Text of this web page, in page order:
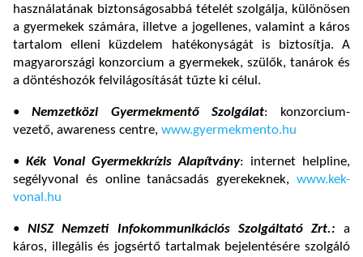
használatának biztonságosabbá tételét szolgálja, különösen
a gyermekek számára, illetve a jogellenes, valamint a káros
tartalom elleni küzdelem hatékonyságát is biztosítja. A
magyarországi konzorcium a gyermekek, szülők, tanárok és
a döntéshozók felvilágosítását tűzte ki célul.
•Nemzetközi Gyermekmentő Szolgálat: konzorcium-
vezető, awareness centre, www.gyermekmento.hu
• Kék Vonal Gyermekkrízis Alapítvány: internet helpline,
segélyvonal és online tanácsadás gyerekeknek, www.kek-
vonal.hu
•NISZ Nemzeti Infokommunikációs Szolgáltató Zrt.: a
káros, illegális és jogsértő tartalmak bejelentésére szolgáló